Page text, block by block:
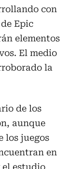
con
Epic
elementos
El medio
la
de los
aunque
los juegos
en
el estudio